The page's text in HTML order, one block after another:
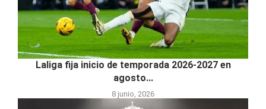
Laliga fija inicio de temporada 2026-2027 en
agosto...
8 junio, 2026